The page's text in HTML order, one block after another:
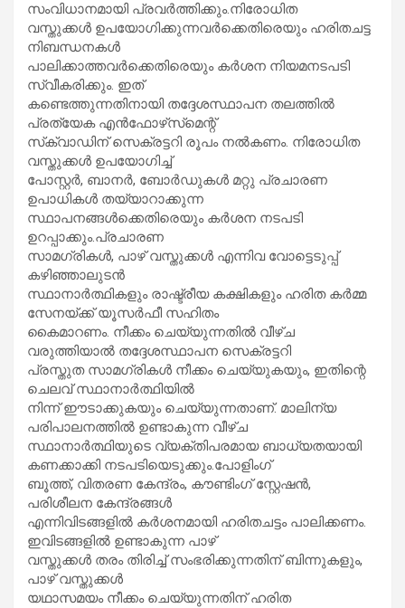
സംവിധാനമായി പ്രവർത്തിക്കും.നിരോധിത
വസ്തുക്കൾ ഉപയോഗിക്കുന്നവർക്കെതിരെയും ഹരിതചട്ട
നിബന്ധനകൾ
പാലിക്കാത്തവർക്കെതിരെയും കർശന നിയമനടപടി
സ്വീകരിക്കും. ഇത്
കണ്ടെത്തുന്നതിനായി തദ്ദേശസ്ഥാപന തലത്തിൽ
പ്രത്യേക എൻഫോഴ്‌സ്‌മെന്റ്
സ്‌ക്വാഡിന് സെക്രട്ടറി രൂപം നൽകണം. നിരോധിത
വസ്തുക്കൾ ഉപയോഗിച്ച്
പോസ്റ്റർ, ബാനർ, ബോർഡുകൾ മറ്റു പ്രചാരണ
ഉപാധികൾ തയ്യാറാക്കുന്ന
സ്ഥാപനങ്ങൾക്കെതിരെയും കർശന നടപടി
ഉറപ്പാക്കും.പ്രചാരണ
സാമഗ്രികൾ, പാഴ് വസ്തുക്കൾ എന്നിവ വോട്ടെടുപ്പ്
കഴിഞ്ഞാലുടൻ
സ്ഥാനാർത്ഥികളും രാഷ്ട്രീയ കക്ഷികളും ഹരിത കർമ്മ
സേനയ്ക്ക് യൂസർഫീ സഹിതം
കൈമാറണം. നീക്കം ചെയ്യുന്നതിൽ വീഴ്ച
വരുത്തിയാൽ തദ്ദേശസ്ഥാപന സെക്രട്ടറി
പ്രസ്തുത സാമഗ്രികൾ നീക്കം ചെയ്യുകയും, ഇതിന്റെ
ചെലവ് സ്ഥാനാർത്ഥിയിൽ
നിന്ന് ഈടാക്കുകയും ചെയ്യുന്നതാണ്. മാലിന്യ
പരിപാലനത്തിൽ ഉണ്ടാകുന്ന വീഴ്ച
സ്ഥാനാർത്ഥിയുടെ വ്യക്തിപരമായ ബാധ്യതയായി
കണക്കാക്കി നടപടിയെടുക്കും.പോളിംഗ്
ബൂത്ത്, വിതരണ കേന്ദ്രം, കൗണ്ടിംഗ് സ്റ്റേഷൻ,
പരിശീലന കേന്ദ്രങ്ങൾ
എന്നിവിടങ്ങളിൽ കർശനമായി ഹരിതചട്ടം പാലിക്കണം.
ഇവിടങ്ങളിൽ ഉണ്ടാകുന്ന പാഴ്
വസ്തുക്കൾ തരം തിരിച്ച് സംഭരിക്കുന്നതിന് ബിന്നുകളും,
പാഴ് വസ്തുക്കൾ
യഥാസമയം നീക്കം ചെയ്യുന്നതിന് ഹരിത